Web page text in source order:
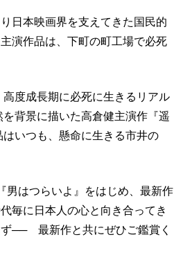
日本映画界を支えてきた国民的
演作品は、下町の町工場で必死
度成長期に必死に生きるリアル
背景に描いた高倉健主演作『遥
いつも、懸命に生きる市井の
男はつらいよ』をはじめ、最新作
毎に日本人の心と向き合ってき
── 最新作と共にぜひご鑑賞く